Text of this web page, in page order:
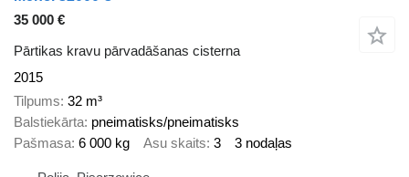
35 000 €
Pārtikas kravu pārvadāšanas cisterna
2015
Tilpums 32 m³
Balstiekārta pneimatisks/pneimatisks
Pašmasa 6 000 kg Asu skaits 3 3 nodaļas